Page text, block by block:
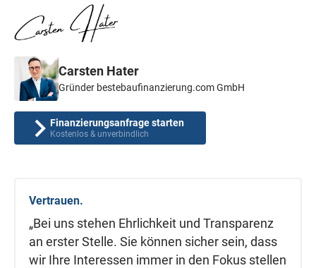
Carsten Hater
Gründer bestebaufinanzierung.com GmbH
Finanzierungsanfrage starten
Kostenlos & unverbindlich
Vertrauen.
„Bei uns stehen Ehrlichkeit und Transparenz
an erster Stelle. Sie können sicher sein, dass
wir Ihre Interessen immer in den Fokus stellen